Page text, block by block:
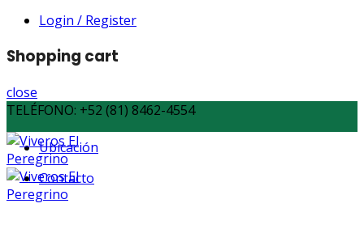
Login / Register
Shopping cart
close
TELÉFONO: +52 (81) 8462-4554
Ubicación
Contacto